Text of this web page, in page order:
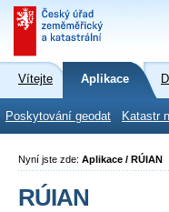
Vítejte Aplikace
Poskytování geodat Katastr
Nyní jste zde: Aplikace / RÚIAN
RÚIAN